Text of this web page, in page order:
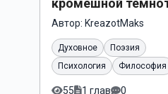
кромешной
Автор: KreazotMaks
Духовное
Поэзия
Психология
Философия
55 1 глав 0